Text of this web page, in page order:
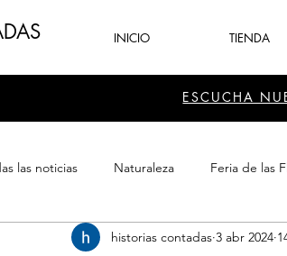
INICIO TIENDA
ESCUCHA
las noticias Naturaleza Feria de las
Patrimonio Sector Cultura
historias contadas 3 abr 2024